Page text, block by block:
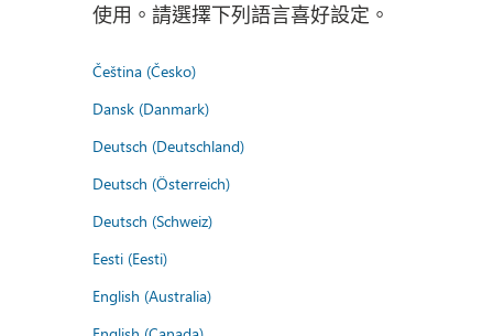
使用。請選擇下列語言喜好設定。
Čeština (Česko)
Dansk (Danmark)
Deutsch (Deutschland)
Deutsch (Österreich)
Deutsch (Schweiz)
Eesti (Eesti)
English (Australia)